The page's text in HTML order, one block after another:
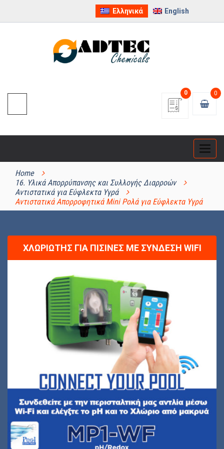
Ελληνικά English
0
0
Home
16. Υλικά Απορρύπανσης και Συλλογής Διαρροών
Αντιστατικά για Εύφλεκτα Υγρά
Αντιστατικά Απορροφητικά Mini Ρολά για Εύφλεκτα Υγρά
ΧΛΩΡΙΩΤΉΣ ΓΙΑ ΠΙΣΊΝΕΣ ΜΕ ΣΎΝΔΕΣΗ WIFI